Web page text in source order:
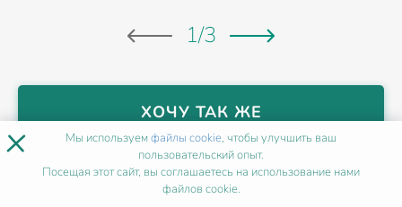
1/3
ХОЧУ ТАК ЖЕ
НАШИ МЕТОДИСТЫ
× Мы используемфайлы cookie, чтобы улучшить ваш
пользовательский опыт.
Посещая этот сайт, вы соглашаетесь на использование нами
файлов cookie.